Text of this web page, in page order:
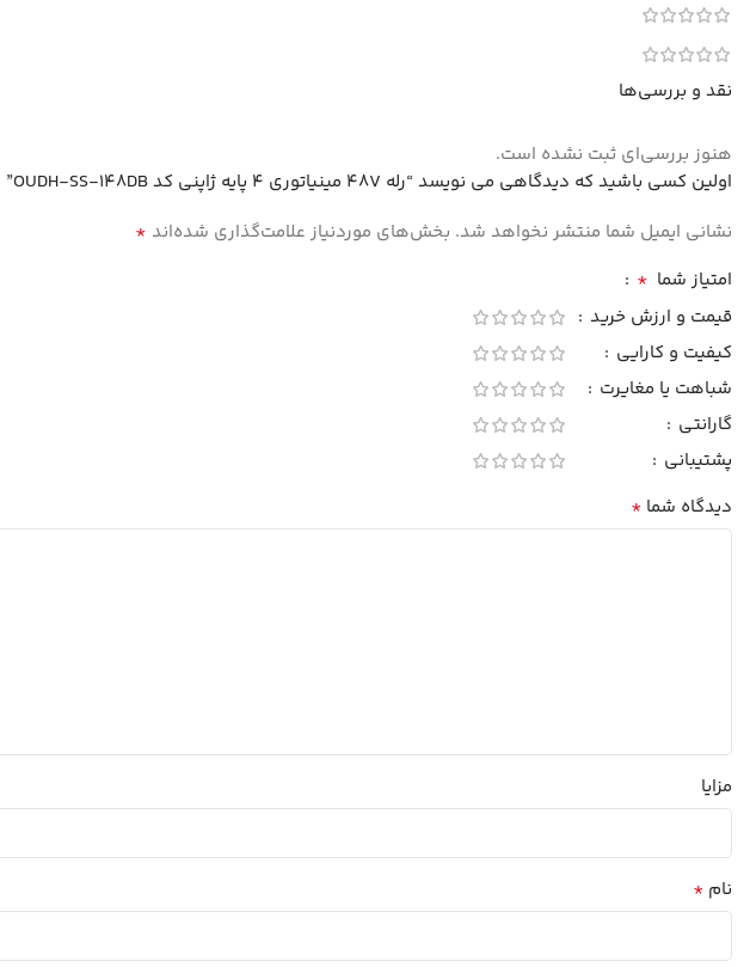
نقد و بررسی‌ها
هنوز بررسی‌ای ثبت نشده است.
اولین کسی باشید که دیدگاهی می نویسد “رله 48V مینیاتوری 4 پایه ژاپنی کد OUDH-SS-148DB”
نشانی ایمیل شما منتشر نخواهد شد. بخش‌های موردنیاز علامت‌گذاری شده‌اند *
امتیاز شما *
قیمت و ارزش خرید
کیفیت و کارایی
شباهت یا مغایرت
گارانتی
پشتیبانی
دیدگاه شما *
مزایا
نام *